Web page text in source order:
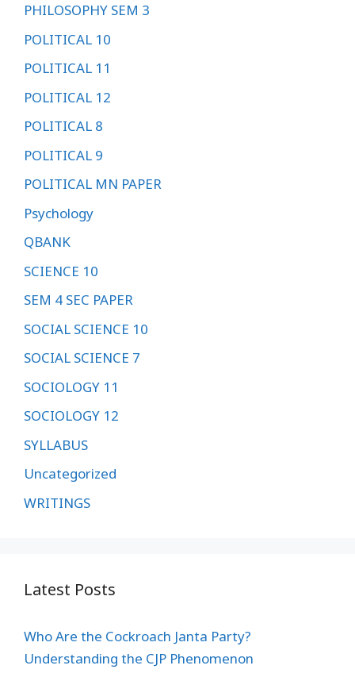
PHILOSOPHY SEM 3
POLITICAL 10
POLITICAL 11
POLITICAL 12
POLITICAL 8
POLITICAL 9
POLITICAL MN PAPER
Psychology
QBANK
SCIENCE 10
SEM 4 SEC PAPER
SOCIAL SCIENCE 10
SOCIAL SCIENCE 7
SOCIOLOGY 11
SOCIOLOGY 12
SYLLABUS
Uncategorized
WRITINGS
Latest Posts
Who Are the Cockroach Janta Party?
Understanding the CJP Phenomenon